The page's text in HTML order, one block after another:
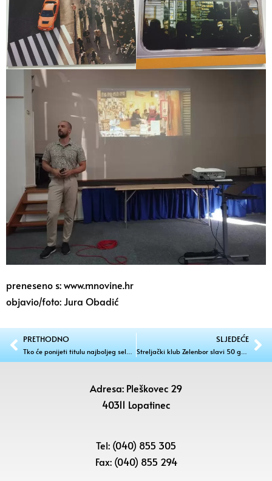
preneseno s: www.mnovine.hr
objavio/foto: Jura Obadić
PRETHODNO
Tko će ponijeti titulu najboljeg sela? Prijave za turnir u Pleškovcu su otvorene
SLJEDEĆE
Streljački klub Zelenbor slavi 50 godina rada i otvara novu streljanu!
Adresa: Pleškovec 29
40311 Lopatinec
Tel: (040) 855 305
Fax: (040) 855 294